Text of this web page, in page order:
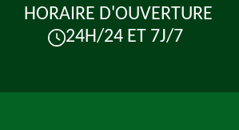
HORAIRE D'OUVERTURE
24H/24 ET 7J/7